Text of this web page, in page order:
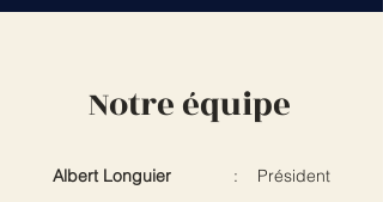
Notre équipe
Albert Longuier : Président